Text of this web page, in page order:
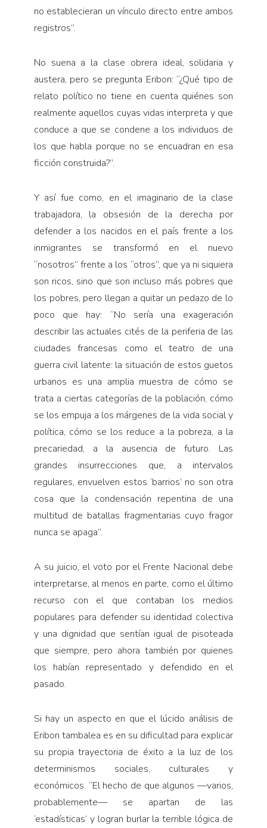
no establecieran un vínculo directo entre ambos
registros”.
No suena a la clase obrera ideal, solidaria y
austera, pero se pregunta Eribon: “¿Qué tipo de
relato político no tiene en cuenta quiénes son
realmente aquellos cuyas vidas interpreta y que
conduce a que se condene a los individuos de
los que habla porque no se encuadran en esa
ficción construida?”.
Y así fue como, en el imaginario de la clase
trabajadora, la obsesión de la derecha por
defender a los nacidos en el país frente a los
inmigrantes se transformó en el nuevo
“nosotros” frente a los “otros”, que ya ni siquiera
son ricos, sino que son incluso más pobres que
los pobres, pero llegan a quitar un pedazo de lo
poco que hay: “No sería una exageración
describir las actuales cités de la periferia de las
ciudades francesas como el teatro de una
guerra civil latente: la situación de estos guetos
urbanos es una amplia muestra de cómo se
trata a ciertas categorías de la población, cómo
se los empuja a los márgenes de la vida social y
política, cómo se los reduce a la pobreza, a la
precariedad, a la ausencia de futuro. Las
grandes insurrecciones que, a intervalos
regulares, envuelven estos ‘barrios’ no son otra
cosa que la condensación repentina de una
multitud de batallas fragmentarias cuyo fragor
nunca se apaga”.
A su juicio, el voto por el Frente Nacional debe
interpretarse, al menos en parte, como el último
recurso con el que contaban los medios
populares para defender su identidad colectiva
y una dignidad que sentían igual de pisoteada
que siempre, pero ahora también por quienes
los habían representado y defendido en el
pasado.
Si hay un aspecto en que el lúcido análisis de
Eribon tambalea es en su dificultad para explicar
su propia trayectoria de éxito a la luz de los
determinismos sociales, culturales y
económicos. “El hecho de que algunos —varios,
probablemente— se apartan de las
‘estadísticas’ y logran burlar la terrible lógica de